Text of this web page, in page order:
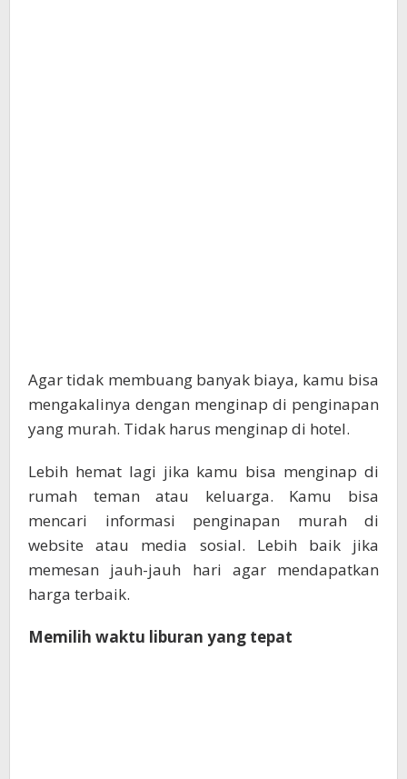
Agar tidak membuang banyak biaya, kamu bisa
mengakalinya dengan menginap di penginapan
yang murah. Tidak harus menginap di hotel.
Lebih hemat lagi jika kamu bisa menginap di
rumah teman atau keluarga. Kamu bisa
mencari informasi penginapan murah di
website atau media sosial. Lebih baik jika
memesan jauh-jauh hari agar mendapatkan
harga terbaik.
Memilih waktu liburan yang tepat